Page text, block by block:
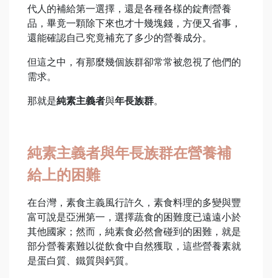
代人的補給第一選擇，還是各種各樣的錠劑營養
品，畢竟一顆除下來也才十幾塊錢，方便又省事，
還能確認自己究竟補充了多少的營養成分。
但這之中，有那麼幾個族群卻常常被忽視了他們的
需求。
那就是純素主義者與年長族群。
純素主義者與年長族群在營養補
給上的困難
在台灣，素食主義風行許久，素食料理的多變與豐
富可說是亞洲第一，選擇蔬食的困難度已遠遠小於
其他國家；然而，純素食必然會碰到的困難，就是
部分營養素難以從飲食中自然獲取，這些營養素就
是蛋白質、鐵質與鈣質。